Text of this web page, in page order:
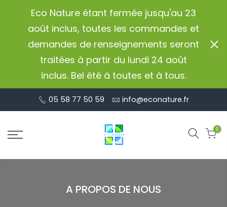
contenu
Eco Nature étant fermée jusqu'au 23
août inclus, toutes les commandes et
demandes de renseignements seront
traitées à partir du lundi 24 août
inclus. Bel été à toutes et à tous.
05 58 77 50 59 info@econature.fr
0
A PROPOS DE NOUS